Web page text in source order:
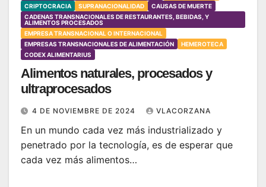
CRIPTOCRACIA
SUPRANACIONALIDAD
CAUSAS DE MUERTE
CADENAS TRANSNACIONALES DE RESTAURANTES, BEBIDAS, Y
ALIMENTOS PROCESADOS
EMPRESA TRANSNACIONAL O INTERNACIONAL
EMPRESAS TRANSNACIONALES DE ALIMENTACIÓN
HEMEROTECA
CODEX ALIMENTARIUS
Alimentos naturales, procesados y
ultraprocesados
4 DE NOVIEMBRE DE 2024 VLACORZANA
En un mundo cada vez más industrializado y
penetrado por la tecnología, es de esperar que
cada vez más alimentos…